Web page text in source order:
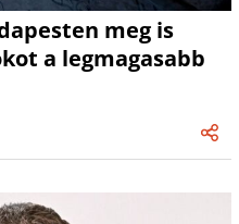
meg is
a legmagasabb